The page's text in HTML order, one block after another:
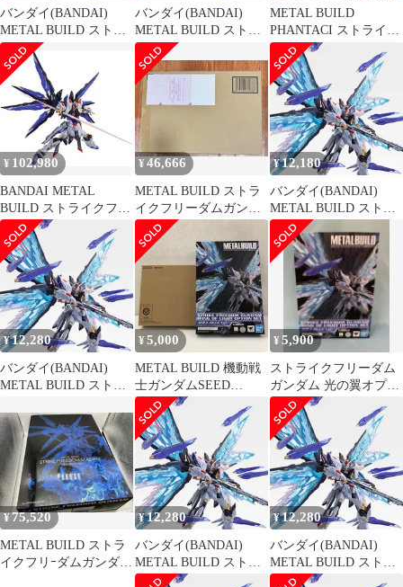
バンダイ(BANDAI)
METAL BUILD ストラ
イクフリーダムガンダ
ム 光の翼オプションセ
ット SOUL BLUE Ver.
バンダイ(BANDAI)
METAL BUILD ストラ
イクフリーダムガンダ
ム 光の翼オプションセ
ット SOUL BLUE Ver.
METAL BUILD
PHANTACI ストライク
フリーダム ver.J
¥ 102,980
BANDAI METAL
BUILD ストライクフリ
ーダムガンダム SOUL
BLUE Ver. 『機動戦士
ガンダムSEED
DESTINY』(魂ネイシ
ョン2018、魂ウェブ商
店限定)
¥46,666
METAL BUILD ストラ
イクフリーダムガンダ
ム
¥12,180
バンダイ(BANDAI)
METAL BUILD ストラ
イクフリーダムガンダ
ム 光の翼オプションセ
ット SOUL BLUE Ver.
¥12,280
バンダイ(BANDAI)
METAL BUILD ストラ
ム 光の翼オプションセ
ット SOUL BLUE Ver.
¥5,000
METAL BUILD 機動戦
士ガンダムSEED
DESTINY ストライクフ
リーダムガンダム 光の
翼オプションセット
SOUL BLUE Ver. (魂ウ
ェブ商店限定)[BANDAI
SPIRITS] 中古品
smgd095698
¥5,900
ストライクフリーダム
ガンダム 光の翼オプシ
ョンセット SOUL
BLUE Ver
¥75,520
METAL BUILD ストラ
イクフリｰダムガンダム
¥12,280
バンダイ(BANDAI)
METAL BUILD ストラ
イクフリーダムガンダ
¥12,280
バンダイ(BANDAI)
METAL BUILD ストラ
イクフリーダムガンダ